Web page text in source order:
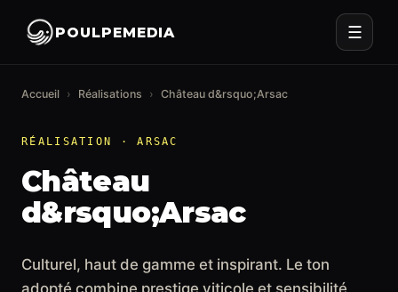
POULPEMEDIA ☰
Accueil › Réalisations › Château d&rsquo;Arsac
RÉALISATION · ARSAC
Château
d&rsquo;Arsac
Culturel, haut de gamme et inspirant. Le ton
adopté combine prestige viticole et sensibilité